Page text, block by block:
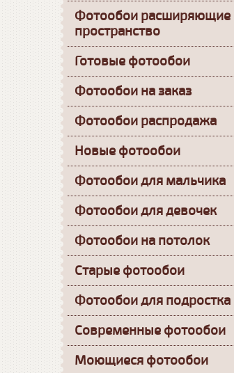
Фотообои расширяющие
пространство
Готовые фотообои
Фотообои на заказ
Фотообои распродажа
Новые фотообои
Фотообои для мальчика
Фотообои для девочек
Фотообои на потолок
Старые фотообои
Фотообои для подростка
Современные фотообои
Моющиеся фотообои